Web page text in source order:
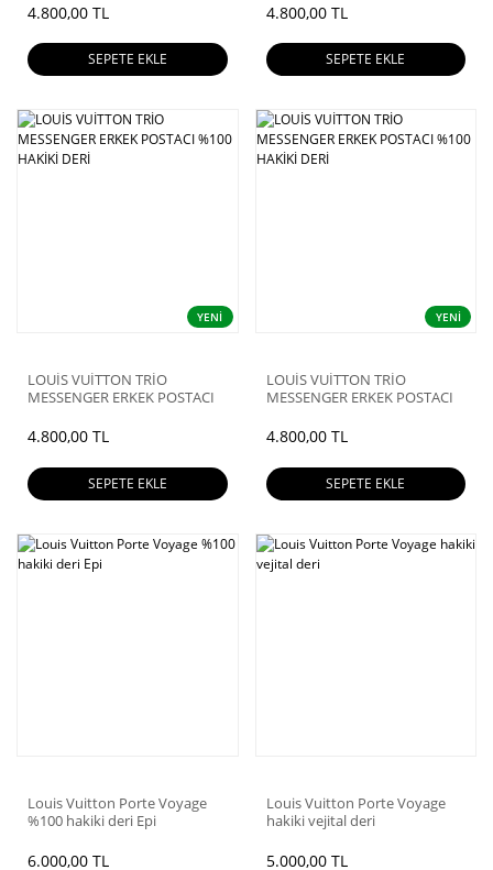
4.800,00 TL
SEPETE EKLE
4.800,00 TL
SEPETE EKLE
YENİ
LOUİS VUİTTON TRİO
MESSENGER ERKEK POSTACI
4.800,00 TL
SEPETE EKLE
YENİ
LOUİS VUİTTON TRİO
MESSENGER ERKEK POSTACI
4.800,00 TL
SEPETE EKLE
Louis Vuitton Porte Voyage
%100 hakiki deri Epi
6.000,00 TL
Louis Vuitton Porte Voyage
hakiki vejital deri
5.000,00 TL